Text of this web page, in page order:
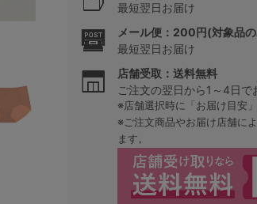
最短翌日お届け
メール便：200円(対象品
最短翌日お届け
店舗受取：送料無料
ご注文の翌日から1～4日で
※店舗選択時に「お届け目安
※ご注文商品やお届け店舗に
ます。